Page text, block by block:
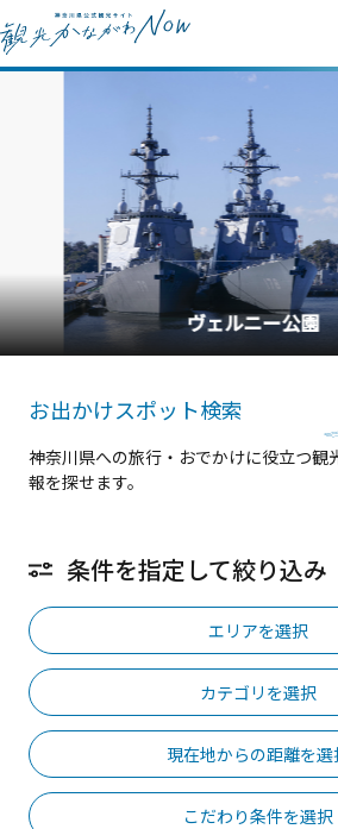
横浜中華街
お出かけスポット検索
神奈川県への旅行・おでかけに役立つ観
報を探せます。
条件を指定して絞り込み
エリアを選択
カテゴリを選択
現在地からの距離を選
こだわり条件を選択